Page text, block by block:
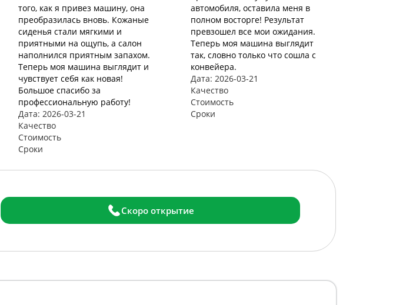
того, как я привез машину, она
преобразилась вновь. Кожаные
сиденья стали мягкими и
приятными на ощупь, а салон
наполнился приятным запахом.
Теперь моя машина выглядит и
чувствует себя как новая!
Большое спасибо за
профессиональную работу!
Дата: 2026-03-21
Качество
Стоимость
Сроки
автомобиля, оставила меня в
полном восторге! Результат
превзошел все мои ожидания.
Теперь моя машина выглядит
так, словно только что сошла с
конвейера.
Дата: 2026-03-21
Качество
Стоимость
Сроки
Скоро открытие